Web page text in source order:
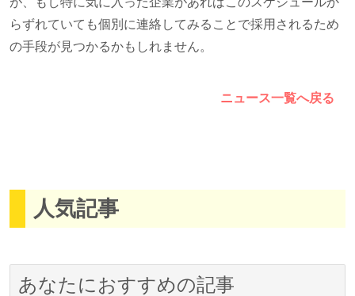
らずれていても個別に連絡してみることで採用されるため
の手段が見つかるかもしれません。
ニュース一覧へ戻る
人気記事
あなたにおすすめの記事